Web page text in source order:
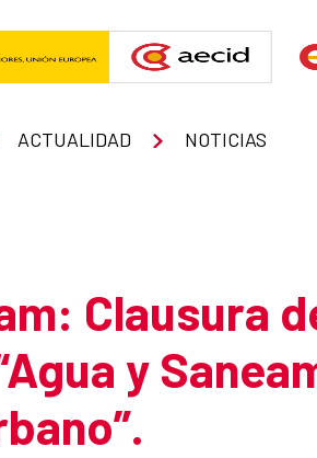
ACTUALIDAD NOTICIAS
Clausura
y